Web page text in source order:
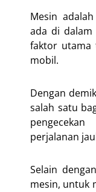
Mesin
ada di
faktor utama
mobil.
Dengan
salah satu
perjalanan
Selain
mesin, untuk